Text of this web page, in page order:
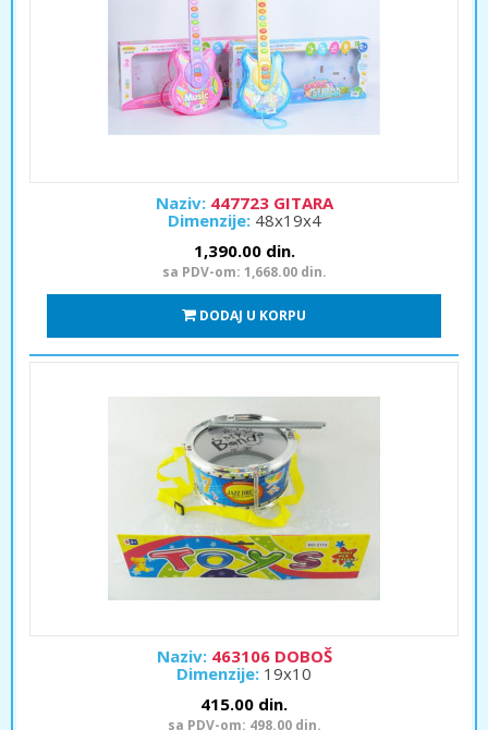
Naziv: 447723 GITARA
Dimenzije: 48x19x4
1,390.00 din.
sa PDV-om: 1,668.00 din.
DODAJ U KORPU
Naziv: 463106 DOBOŠ
Dimenzije: 19x10
415.00 din.
sa PDV-om: 498.00 din.